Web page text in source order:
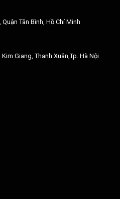
Tân Bình, Hồ Chí Minh
Giang, Thanh Xuân,Tp. Hà Nội